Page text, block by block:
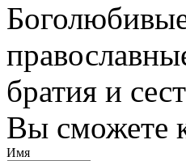
братия и
Вы сможете
Имя